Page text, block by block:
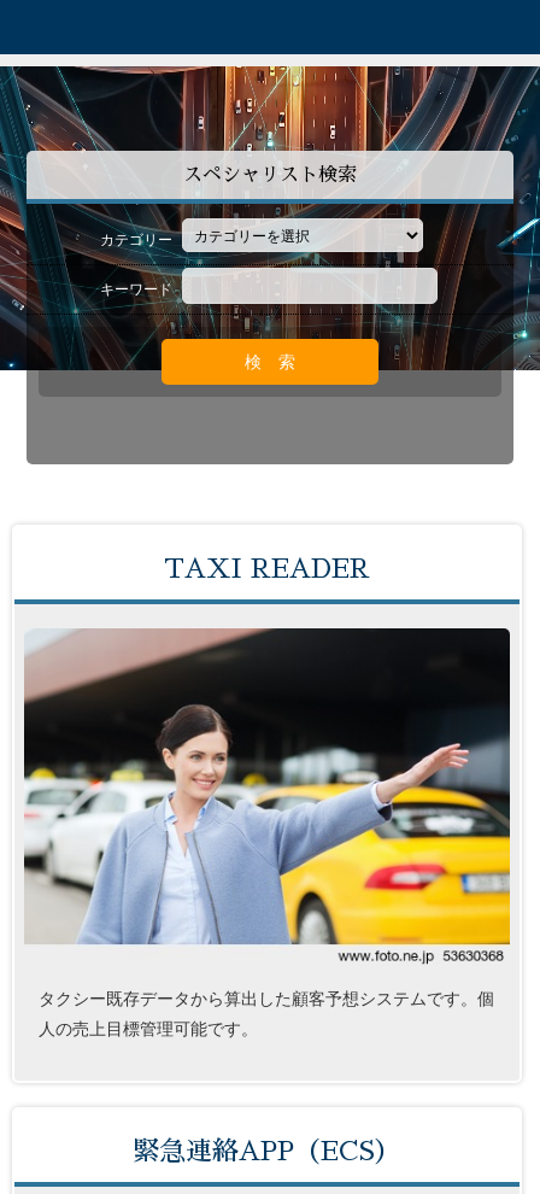
スペシャリスト検索
カテゴリー
キーワード
TAXI READER
タクシー既存データから算出した顧客予想システムです。個
人の売上目標管理可能です。
緊急連絡APP（ECS）